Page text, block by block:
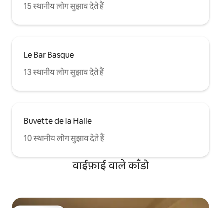
15 स्थानीय लोग सुझाव देते हैं
Le Bar Basque
13 स्थानीय लोग सुझाव देते हैं
Buvette de la Halle
10 स्थानीय लोग सुझाव देते हैं
वाईफ़ाई वाले काँडो